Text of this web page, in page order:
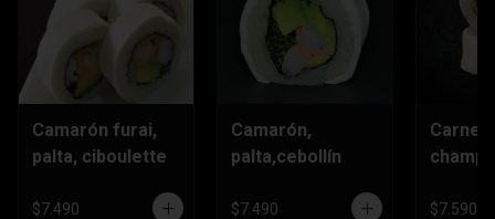
Camarón furai,
palta, ciboulette
$7.490
Camarón,
palta,cebollín
$7.490
Carne,
$7.590